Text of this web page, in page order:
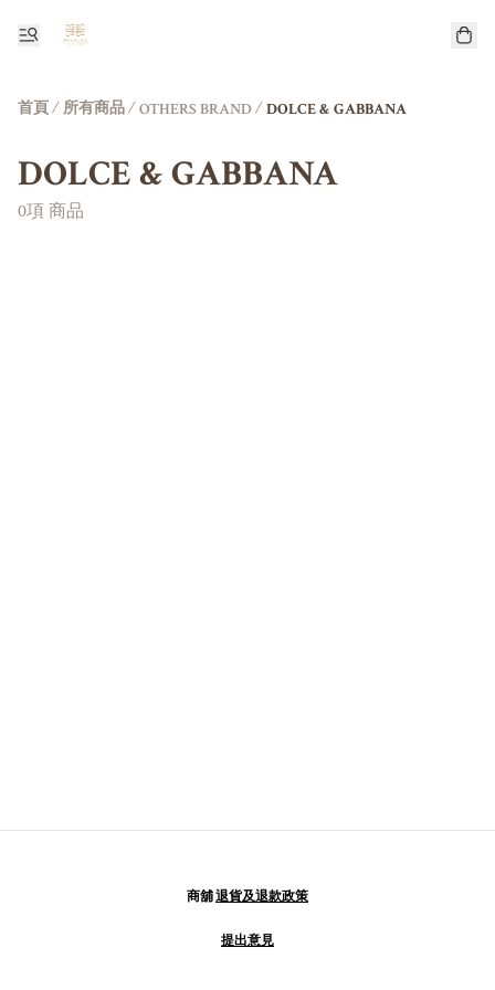
首頁/所有商品/OTHERS BRAND/DOLCE & GABBANA
DOLCE & GABBANA
0項 商品
商舖退貨及退款政策
提出意見